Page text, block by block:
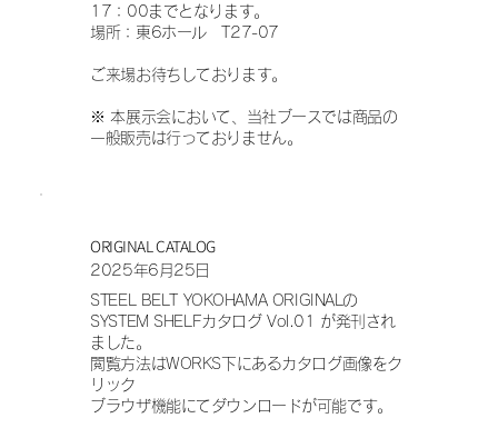
17：00までとなります。
場所：東6ホール T27-07
ご来場お待ちしております。
※ 本展示会において、当社ブースでは商品の
一般販売は行っておりません。
ORIGINAL CATALOG
2025年6月25日
STEEL BELT YOKOHAMA ORIGINALの
SYSTEM SHELFカタログ Vol.01 が発刊され
ました。
閲覧方法はWORKS下にあるカタログ画像をク
リック
ブラウザ機能にてダウンロードが可能です。